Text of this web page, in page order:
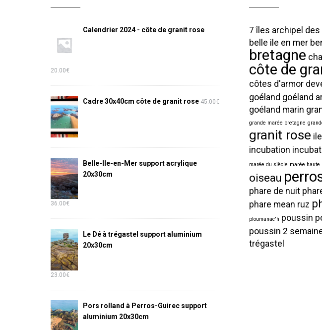
Calendrier 2024 - côte de granit rose
20.00€
Cadre 30x40cm côte de granit rose 45.00€
Belle-Ile-en-Mer support acrylique
20x30cm
36.00€
Le Dé à trégastel support aluminium
20x30cm
23.00€
Pors rolland à Perros-Guirec support
aluminium 20x30cm
7 îles archipel des
belle ile en mer
bretagne
côte de
côtes d'armor
goéland goéland
goéland marin
grande marée bretagne
granit rose
incubation
marée du siècle marée haute
oiseau
phare de nuit
phare mean ruz
ploumanac'h poussin
poussin 2
trégastel